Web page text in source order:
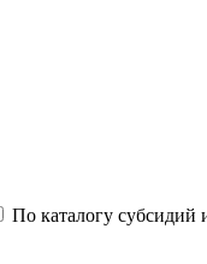
По каталогу субсидий